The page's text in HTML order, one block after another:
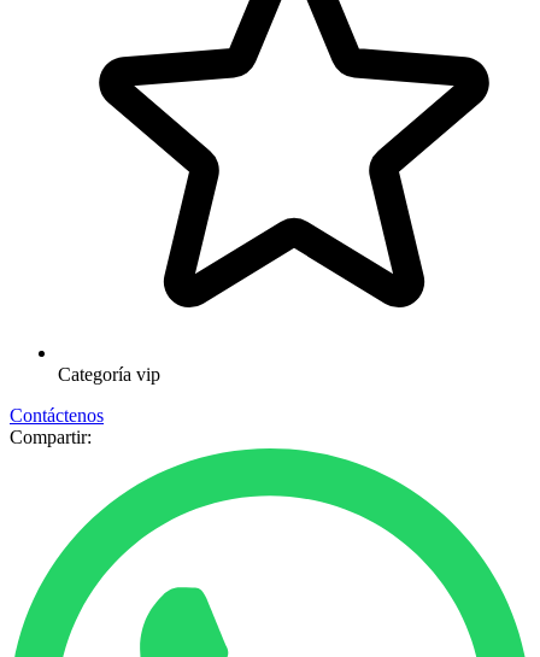
Categoría vip
Contáctenos
Compartir: